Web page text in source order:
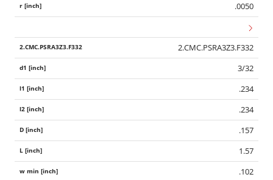
.0050
2.CMC.PSRA3Z3.F332
3/32
.234
.234
.157
1.57
.102